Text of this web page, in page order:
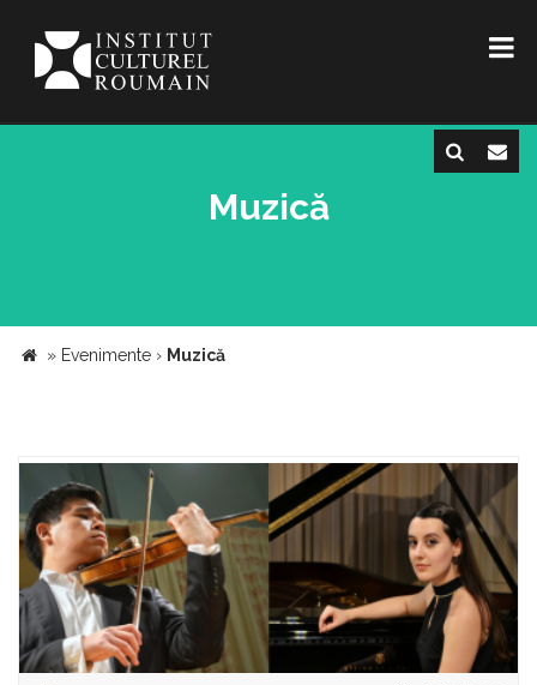
Muzică
» Evenimente › Muzică